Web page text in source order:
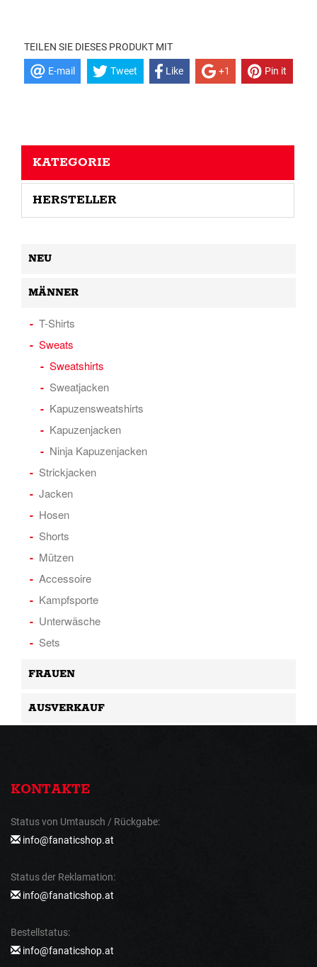
TEILEN SIE DIESES PRODUKT MIT
E-mail Tweet Like +1 Pin it
KATEGORIE
HERSTELLER
NEU
MÄNNER
T-Shirts
Sweats
Sweatshirts
Sweatjacken
Kapuzensweatshirts
Kapuzenjacken
Ninja Kapuzenjacken
Strickjacken
Jacken
Hosen
Shorts
Mützen
Accessoire
Kampfsporte
Unterwäsche
Sets
FRAUEN
AUSVERKAUF
KONTAKTE
Status von Umtausch / Rückgabe:
info@fanaticshop.at
Status der Reklamation:
info@fanaticshop.at
Bestellstatus:
info@fanaticshop.at